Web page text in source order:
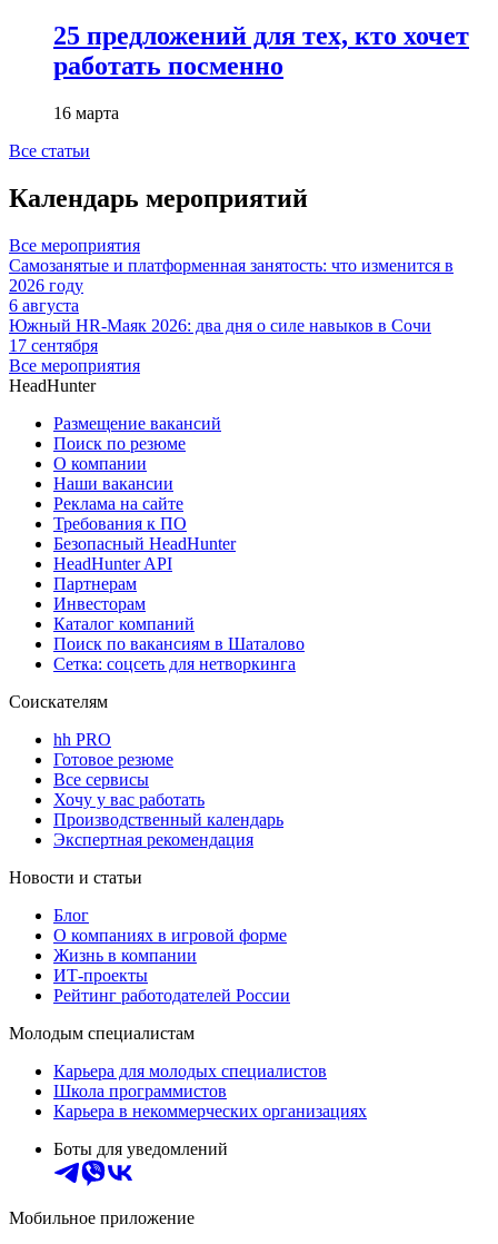
25 предложений для тех, кто хочет
работать посменно
16 марта
Все статьи
Календарь мероприятий
Все мероприятия
Самозанятые и платформенная занятость: что изменится в
2026 году
6 августа
Южный HR-Маяк 2026: два дня о силе навыков в Сочи
17 сентября
Все мероприятия
HeadHunter
Размещение вакансий
Поиск по резюме
О компании
Наши вакансии
Реклама на сайте
Требования к ПО
Безопасный HeadHunter
HeadHunter API
Партнерам
Инвесторам
Каталог компаний
Поиск по вакансиям в Шаталово
Сетка: соцсеть для нетворкинга
Соискателям
hh PRO
Готовое резюме
Все сервисы
Хочу у вас работать
Производственный календарь
Экспертная рекомендация
Новости и статьи
Блог
О компаниях в игровой форме
Жизнь в компании
ИТ-проекты
Рейтинг работодателей России
Молодым специалистам
Карьера для молодых специалистов
Школа программистов
Карьера в некоммерческих организациях
Боты для уведомлений
Мобильное приложение